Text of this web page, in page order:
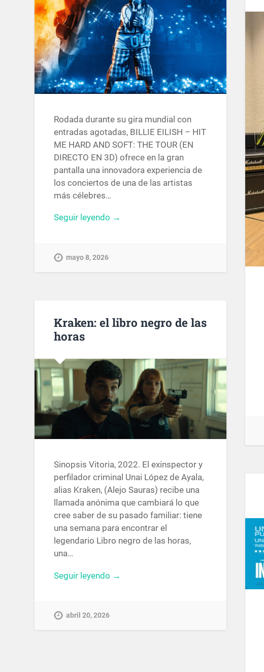
Rodada durante su gira mundial con
entradas agotadas, BILLIE EILISH – HIT
ME HARD AND SOFT: THE TOUR (EN
DIRECTO EN 3D) ofrece en la gran
pantalla una innovadora experiencia de
los conciertos de una de las artistas
más célebres…
Seguir leyendo →
mayo 8, 2026
Kraken: el libro negro de las
horas
Sinopsis Vitoria, 2022. El exinspector y
perfilador criminal Unai López de Ayala,
alias Kraken, (Alejo Sauras) recibe una
llamada anónima que cambiará lo que
cree saber de su pasado familiar: tiene
una semana para encontrar el
legendario Libro negro de las horas,
una…
Seguir leyendo →
abril 20, 2026